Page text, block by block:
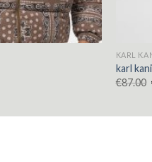
KARL
karl
€87.00